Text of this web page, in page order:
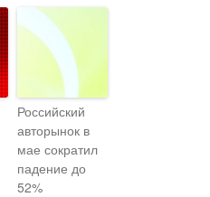
Российский
авторынок в
мае сократил
падение до
52%